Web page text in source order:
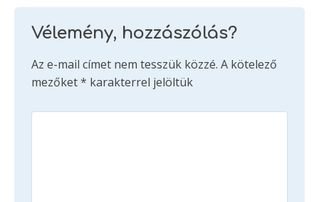
Vélemény, hozzászólás?
Az e-mail címet nem tesszük közzé. A kötelező
mezőket* karakterrel jelöltük